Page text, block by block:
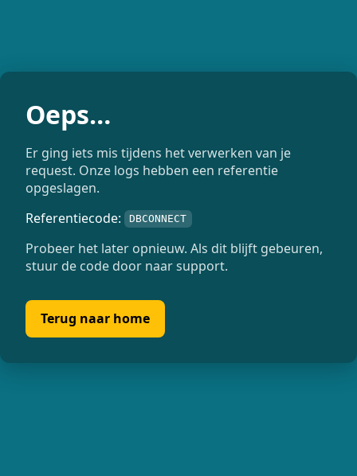
Oeps…
Er ging iets mis tijdens het verwerken van je
request. Onze logs hebben een referentie
opgeslagen.
Referentiecode:
DBCONNECT
Probeer het later opnieuw. Als dit blijft gebeuren,
stuur de code door naar support.
Terug naar home